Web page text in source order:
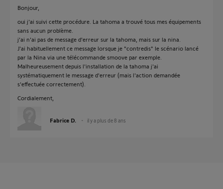
Bonjour,
oui j'ai suivi cette procédure. La tahoma a trouvé tous mes équipements
sans aucun problème.
j'ai n'ai pas de message d'erreur sur la tahoma, mais sur la nina.
J'ai habituellement ce message lorsque je "contredis" le scénario lancé
par la Nina via une télécommande smoove par exemple.
Malheureusement depuis l'installation de la tahoma j'ai
systématiquement le message d'erreur (mais l'action demandée
s'effectuée correctement).
Cordialement,
Fabrice D. il y a plus de 8 ans